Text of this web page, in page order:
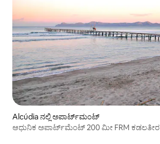
Alcúdia ನಲ್ಲಿ ಅಪಾರ್ಟ್‌ಮಂಟ್
ಆಧುನಿಕ ಅಪಾರ್ಟ್‌ಮೆಂಟ್ 200 ಮೀ FRM ಕಡಲತೀರ